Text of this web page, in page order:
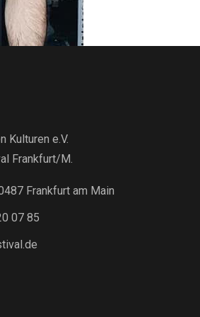
Kulturen e.V.
Frankfurt/M.
Frankfurt am Main
07 85